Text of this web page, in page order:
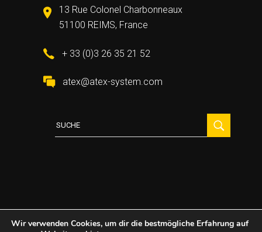
13 Rue Colonel Charbonneaux
51100 REIMS, France
+ 33 (0)3 26 35 21 52
atex@atex-system.com
Wir verwenden Cookies, um dir die bestmögliche Erfahrung auf